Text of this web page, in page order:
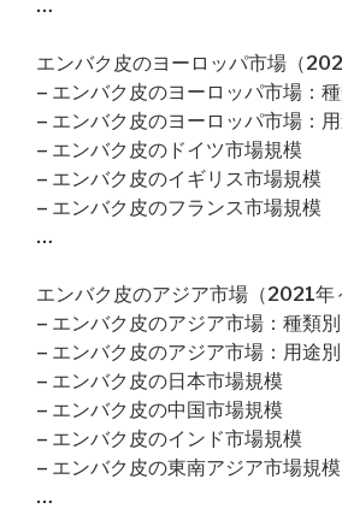
…
エンバク皮のヨーロッパ市場（
– エンバク皮のヨーロッパ市場：
– エンバク皮のヨーロッパ市場：
– エンバク皮のドイツ市場規模
– エンバク皮のイギリス市場規模
– エンバク皮のフランス市場規模
…
エンバク皮のアジア市場（2021年
– エンバク皮のアジア市場：種類別
– エンバク皮のアジア市場：用途別
– エンバク皮の日本市場規模
– エンバク皮の中国市場規模
– エンバク皮のインド市場規模
– エンバク皮の東南アジア市場規模
…